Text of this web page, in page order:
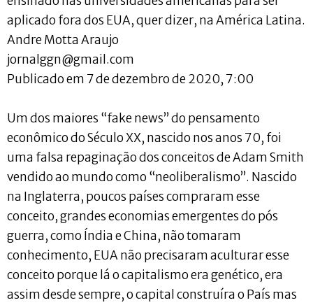
aplicado fora dos EUA, quer dizer, na América Latina.
Andre Motta Araujo
jornalggn@gmail.com
Publicado em 7 de dezembro de 2020, 7:00
Um dos maiores “fake news” do pensamento
econômico do Século XX, nascido nos anos 70, foi
uma falsa repaginação dos conceitos de Adam Smith
vendido ao mundo como “neoliberalismo”. Nascido
na Inglaterra, poucos países compraram esse
conceito, grandes economias emergentes do pós
guerra, como Índia e China, não tomaram
conhecimento, EUA não precisaram aculturar esse
conceito porque lá o capitalismo era genético, era
assim desde sempre, o capital construíra o País mas